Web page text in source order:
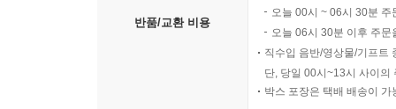
반품/교환 비용
오늘 00시 ~ 06시 30분
오늘 06시 30분 이후 주
직수입 음반/영상물/기프트
단, 당일 00시~13시 사이의
박스 포장은 택배 배송이